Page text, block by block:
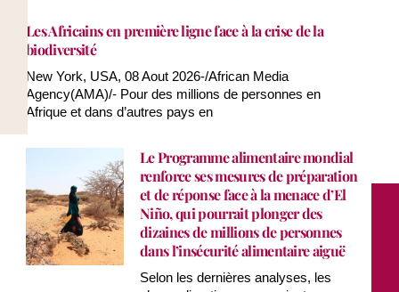
Les Africains en première ligne face à la crise de la
biodiversité
New York, USA, 08 Aout 2026-/African Media
Agency(AMA)/- Pour des millions de personnes en
Afrique et dans d’autres pays en
Le Programme alimentaire mondial
renforce ses mesures de préparation
et de réponse face à la menace d’El
Niño, qui pourrait plonger des
dizaines de millions de personnes
dans l’insécurité alimentaire aiguë
Selon les dernières analyses, les